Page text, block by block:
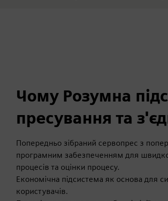
Чому Розумна
пресування та
Попередньо зібраний сервопрес з
програмним забезпеченням для
процесів та оцінки процесу.
Економічна підсистема як основа для
користувачів.